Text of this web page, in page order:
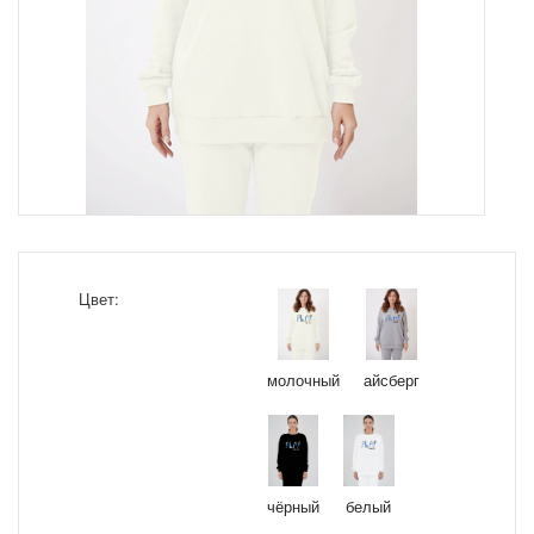
Цвет:
молочный айсберг
чёрный белый